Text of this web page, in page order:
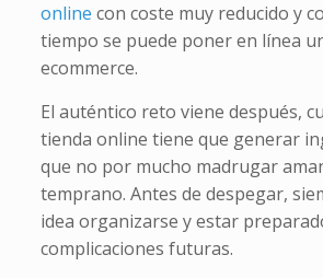
online con coste muy reducido y
tiempo se puede poner en línea
ecommerce.
El auténtico reto viene después,
tienda online tiene que generar
que no por mucho madrugar
temprano. Antes de despegar,
idea organizarse y estar
complicaciones futuras.